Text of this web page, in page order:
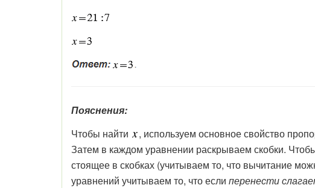
Пояснения:
Чтобы найти
, используем основное свойство
Затем в каждом уравнении раскрываем скобки.
стоящее в скобках (учитываем то, что вычитание
уравнений учитываем то, что если перенести